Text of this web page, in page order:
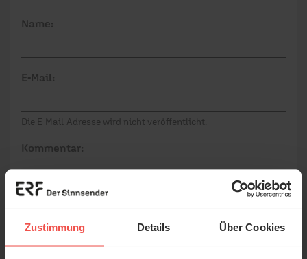
Zustimmung Details Über Cookies
Name:
E-Mail:
Die E-Mail-Adresse wird nicht veröffentlicht.
Kommentar:
Meinen Kommentar nicht öffentlich teilen.
Ich bin damit einverstanden, dass meine Angaben